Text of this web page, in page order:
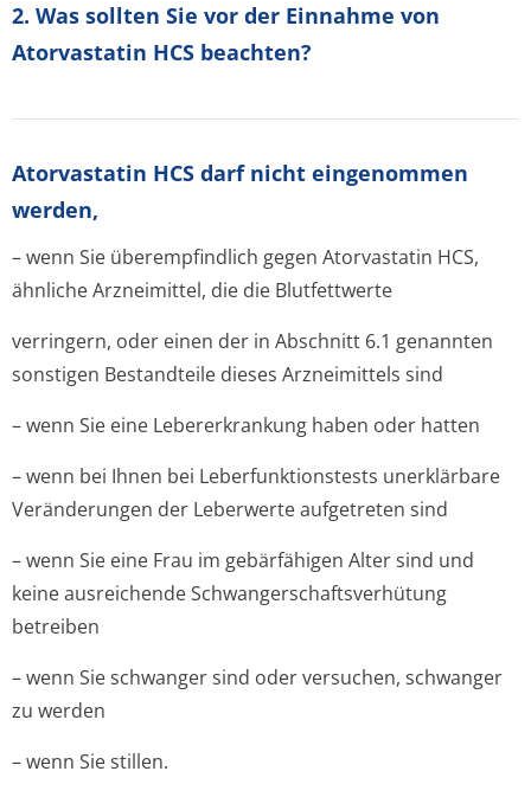
2. Was sollten Sie vor der Einnahme von
Atorvastatin HCS beachten?
Atorvastatin HCS darf nicht eingenommen
werden,
– wenn Sie überempfindlich gegen Atorvastatin HCS,
ähnliche Arzneimittel, die die Blutfettwerte
verringern, oder einen der in Abschnitt 6.1 genannten
sonstigen Bestandteile dieses Arzneimittels sind
– wenn Sie eine Lebererkrankung haben oder hatten
– wenn bei Ihnen bei Leberfunktionstests unerklärbare
Veränderungen der Leberwerte aufgetreten sind
– wenn Sie eine Frau im gebärfähigen Alter sind und
keine ausreichende Schwangerschaf­tsverhütung
betreiben
– wenn Sie schwanger sind oder versuchen, schwanger
zu werden
– wenn Sie stillen.